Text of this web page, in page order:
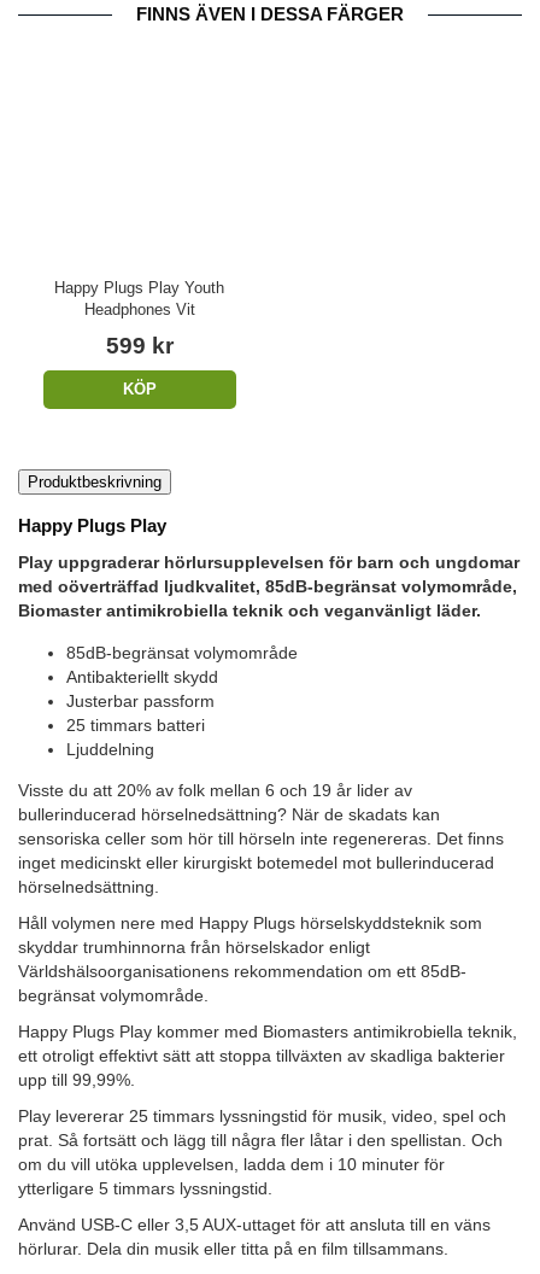
FINNS ÄVEN I DESSA FÄRGER
Happy Plugs Play Youth
Headphones Vit
599 kr
KÖP
Produktbeskrivning
Happy Plugs Play
Play uppgraderar hörlursupplevelsen för barn och ungdomar
med oöverträffad ljudkvalitet, 85dB-begränsat volymområde,
Biomaster antimikrobiella teknik och veganvänligt läder.
85dB-begränsat volymområde
Antibakteriellt skydd
Justerbar passform
25 timmars batteri
Ljuddelning
Visste du att 20% av folk mellan 6 och 19 år lider av
bullerinducerad hörselnedsättning? När de skadats kan
sensoriska celler som hör till hörseln inte regenereras. Det finns
inget medicinskt eller kirurgiskt botemedel mot bullerinducerad
hörselnedsättning.
Håll volymen nere med Happy Plugs hörselskyddsteknik som
skyddar trumhinnorna från hörselskador enligt
Världshälsoorganisationens rekommendation om ett 85dB-
begränsat volymområde.
Happy Plugs Play kommer med Biomasters antimikrobiella teknik,
ett otroligt effektivt sätt att stoppa tillväxten av skadliga bakterier
upp till 99,99%.
Play levererar 25 timmars lyssningstid för musik, video, spel och
prat. Så fortsätt och lägg till några fler låtar i den spellistan. Och
om du vill utöka upplevelsen, ladda dem i 10 minuter för
ytterligare 5 timmars lyssningstid.
Använd USB-C eller 3,5 AUX-uttaget för att ansluta till en väns
hörlurar. Dela din musik eller titta på en film tillsammans.